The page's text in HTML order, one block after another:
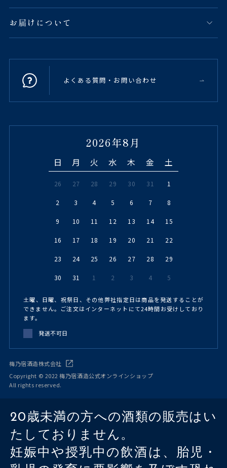
お届けについて
よくある質問・お問い合わせ
2026年8月
日 月 火 水 木 金 土
26 27 28 29 30 31 1
2 3 4 5 6 7 8
9 10 11 12 13 14 15
16 17 18 19 20 21 22
23 24 25 26 27 28 29
30 31 1 2 3 4 5
土曜、日曜、祝祭日、その他弊社指定日は商品を発送することが
できません。ご注文はインターネットにて24時間お受けしており
ます。
発送不可日
梅乃宿酒造株式会社
Copyright © 2022 梅乃宿酒造公式オンラインショップ
All rights reserved.
20歳未満の方への酒類の販売はい
たしておりません。
妊娠中や授乳中の飲酒は、胎児・